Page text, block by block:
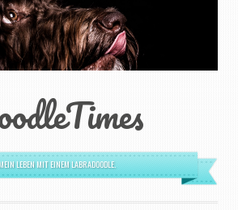
MEIN LEBEN MIT EINEM LABRADOODLE.